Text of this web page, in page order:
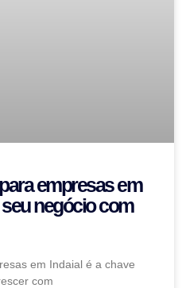
empresas em
negócio com
em Indaial é a chave
com